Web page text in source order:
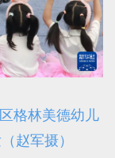
格林美德幼儿
赵军摄）